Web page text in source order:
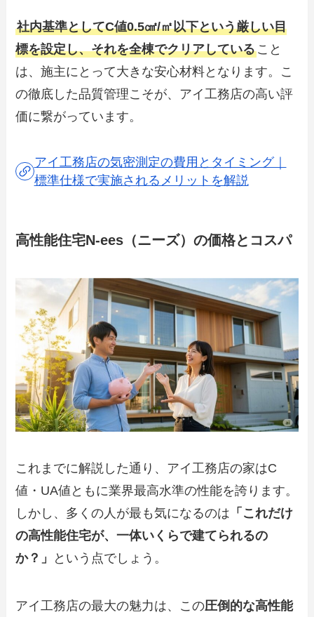
社内基準としてC値0.5㎠/㎡以下という厳しい目
標を設定し、それを全棟でクリアしていること
は、施主にとって大きな安心材料となります。こ
の徹底した品質管理こそが、アイ工務店の高い評
価に繋がっています。
アイ工務店の気密測定の費用とタイミング｜
標準仕様で実施されるメリットを解説
高性能住宅N-ees（ニーズ）の価格とコスパ
これまでに解説した通り、アイ工務店の家はC
値・UA値ともに業界最高水準の性能を誇ります。
しかし、多くの人が最も気になるのは 「これだけ
の高性能住宅が、一体いくらで建てられるの
か？」
という点でしょう。
アイ工務店の最大の魅力は、この圧倒的な高性能